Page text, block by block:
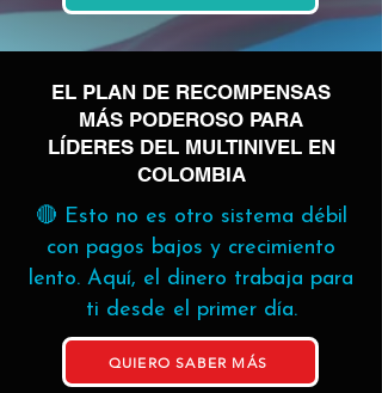
EL PLAN DE RECOMPENSAS
MÁS PODEROSO PARA
LÍDERES DEL MULTINIVEL EN
COLOMBIA
🔴 Esto no es otro sistema débil
con pagos bajos y crecimiento
lento. Aquí, el dinero trabaja para
ti desde el primer día.
QUIERO SABER MÁS